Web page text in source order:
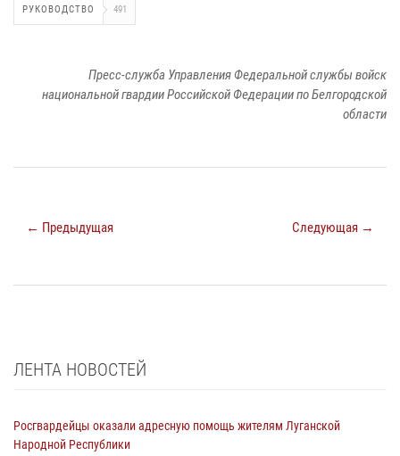
РУКОВОДСТВО 491
Пресс-служба Управления Федеральной службы войск
национальной гвардии Российской Федерации по Белгородской
области
← Предыдущая Следующая →
ЛЕНТА НОВОСТЕЙ
Росгвардейцы оказали адресную помощь жителям Луганской
Народной Республики